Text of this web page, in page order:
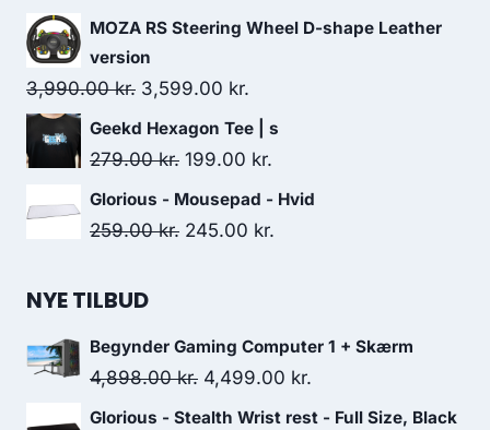
price
369.00 kr..
price
MOZA RS Steering Wheel D-shape Leather
version
3,990.00kr. Original
price
was:
3,599.00 kr.
price
is:
Geekd Hexagon Tee | s
279.00kr. Original
price
was:
199.00 kr.
price
Glorious - Mousepad - Hvid
259.00kr. Original
245.00 kr.
NYE TILBUD
Begynder Gaming Computer 1 + Skærm
4,898.00kr. Original
price
4,499.00 kr.
price
Glorious - Stealth Wrist rest - Full Size, Black